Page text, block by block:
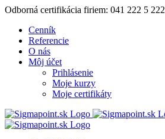
Skip
content
Odborná certifikácia firiem: 041 222 5 222
Cenník
Referencie
O nás
Môj účet
Prihlásenie
Moje kurzy
Moje certifikáty